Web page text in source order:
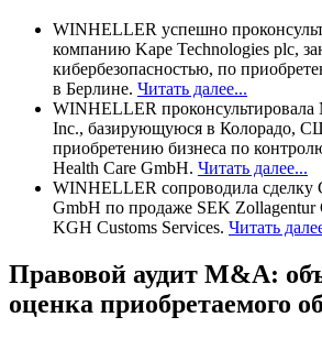
WINHELLER успешно
компанию Kape Technologies plc,
кибербезопасностью, по
в Берлине. Читать далее...
WINHELLER проконсультировала
Inc., базирующуюся в Колорадо,
приобретению бизнеса по
Health Care GmbH. Читать далее...
WINHELLER сопроводила сделку
GmbH по продаже SEK
KGH Customs Services. Читать
Правовой аудит M&A:
оценка приобретаемого